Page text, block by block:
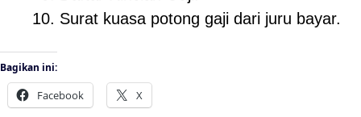
Surat kuasa potong gaji dari juru bayar.
Bagikan ini:
Facebook X